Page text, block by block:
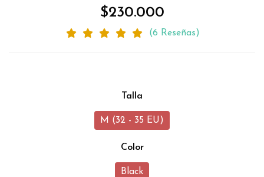
$230.000
(6 Reseñas)
Talla
M (32 - 35 EU)
Color
Black